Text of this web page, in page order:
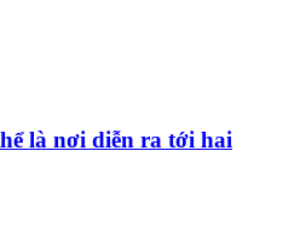
là nơi diễn ra tới hai